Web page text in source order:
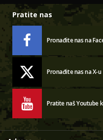
Pratite nas
Pronađite nas na
Pronađite nas na X-u
Pratite naš Youtube